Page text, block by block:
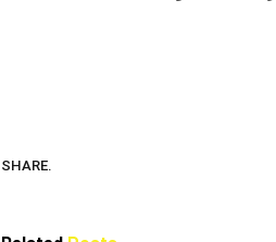
SHARE.